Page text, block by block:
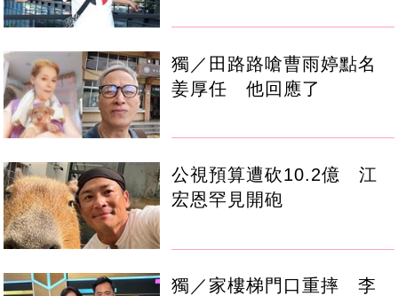
獨／田路路嗆曹雨婷點名
姜厚任 他回應了
公視預算遭砍10.2億 江
宏恩罕見開砲
獨／家樓梯門口重摔 李